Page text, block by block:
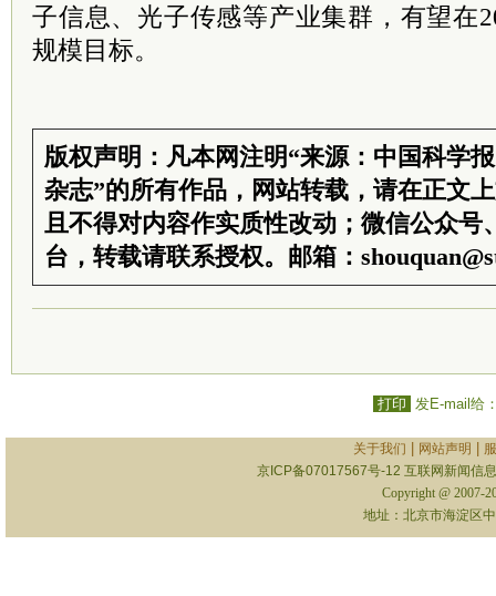
子信息、光子传感等产业集群，有望在
规模目标。
版权声明：凡本网注明“来源：中国科学
杂志”的所有作品，网站转载，请在正文
且不得对内容作实质性改动；微信公众号
台，转载请联系授权。邮箱：
打印 发E-mail给
关于我们 网站声明
京ICP备07017567号-12 互联网新闻信
Copyright @ 2007-
地址：北京市海淀区